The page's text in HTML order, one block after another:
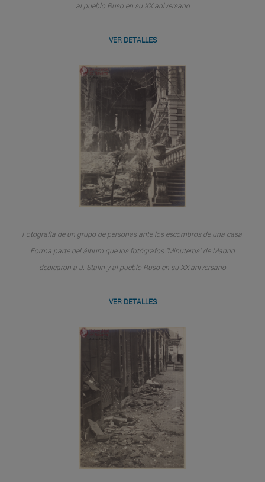
al pueblo Ruso en su XX aniversario
VER DETALLES
Fotografía de un grupo de personas ante los escombros de una casa.
Forma parte del álbum que los fotógrafos "Minuteros" de Madrid
dedicaron a J. Stalin y al pueblo Ruso en su XX aniversario
VER DETALLES